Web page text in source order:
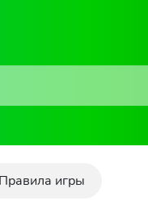
игры